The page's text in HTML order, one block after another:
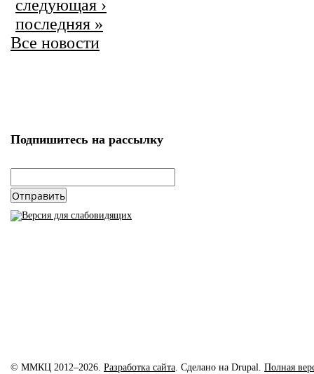
следующая ›
последняя »
Все новости
Подпишитесь на рассылку
© ММКЦ 2012–2026. Разработка сайта. Сделано на Drupal. Полная